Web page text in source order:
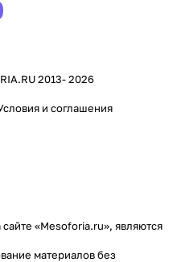
2013- 2026
и соглашения
«Mesoforia.ru», являются
материалов без